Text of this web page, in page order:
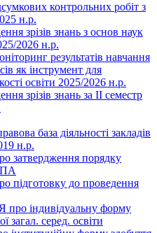
контрольних робіт з
н.р.
зрізів знань з основ наук
2026 н.р.
результатів навчання
як інструмент для
освіти 2025/2026 н.р.
зрізів знань за ІІ семестр
база діяльності закладів
н.р.
затвердження порядку
підготовку до проведення
індивідуальну форму
загал. серед. освіти